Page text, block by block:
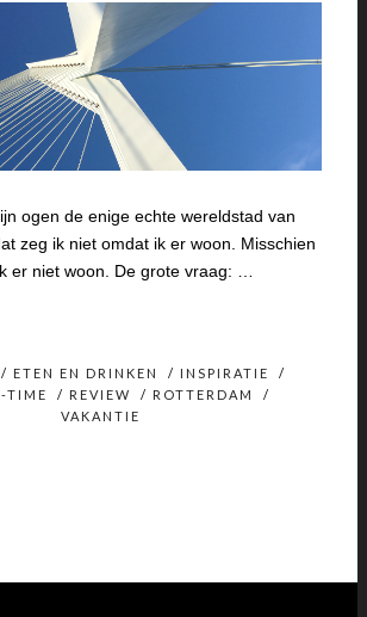
ogen de enige echte wereldstad van
zeg ik niet omdat ik er woon. Misschien
er niet woon. De grote vraag: …
/ ETEN EN DRINKEN / INSPIRATIE
/
TIME
/ REVIEW / ROTTERDAM
/
VAKANTIE